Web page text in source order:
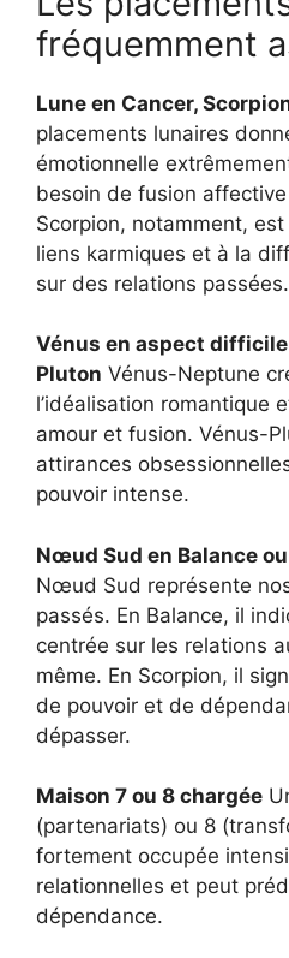
fréquemment
Lune en Cancer,
placements lunaires
émotionnelle
besoin de fusion
Scorpion, notamment,
liens karmiques et à la
sur des relations passées.
Vénus en aspect
Pluton Vénus-Neptune
l’idéalisation romantique
amour et fusion. Vénus-
attirances
pouvoir intense.
Nœud Sud en Balance
Nœud Sud représente
passés. En Balance, il
centrée sur les relations
même. En Scorpion, il
de pouvoir et de
dépasser.
Maison 7 ou 8 chargée
(partenariats) ou 8
fortement occupée
relationnelles et peut
dépendance.